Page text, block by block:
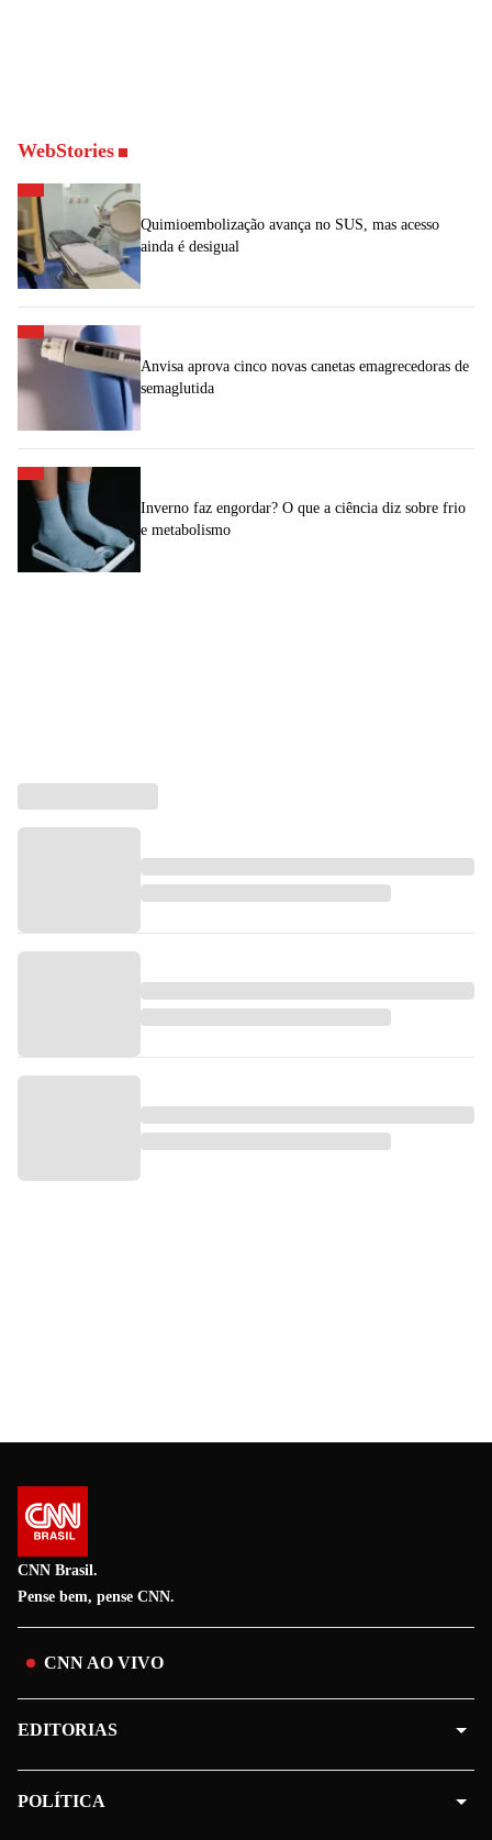
WebStories
Quimioembolização avança no SUS, mas acesso
ainda é desigual
Anvisa aprova cinco novas canetas emagrecedoras de
semaglutida
Inverno faz engordar? O que a ciência diz sobre frio
e metabolismo
CNN Brasil.
Pense bem, pense CNN.
CNN AO VIVO
EDITORIAS
POLÍTICA